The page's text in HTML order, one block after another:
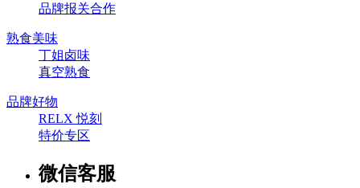
品牌报关合作
熟食美味
丁姐卤味
真空熟食
品牌好物
RELX 悦刻
特价专区
微信客服